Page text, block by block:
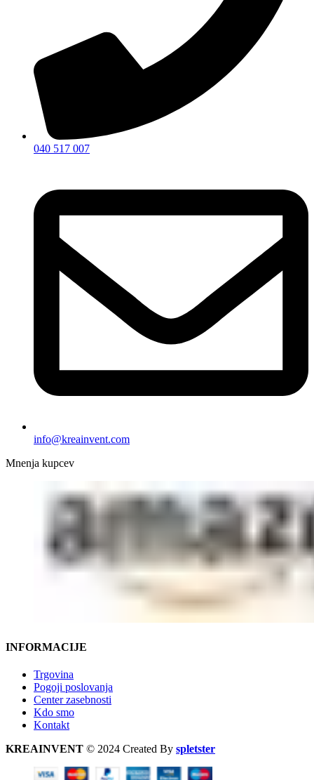
040 517 007
info@kreainvent.com
Mnenja kupcev
INFORMACIJE
Trgovina
Pogoji poslovanja
Center zasebnosti
Kdo smo
Kontakt
KREAINVENT © 2024 Created By spletster